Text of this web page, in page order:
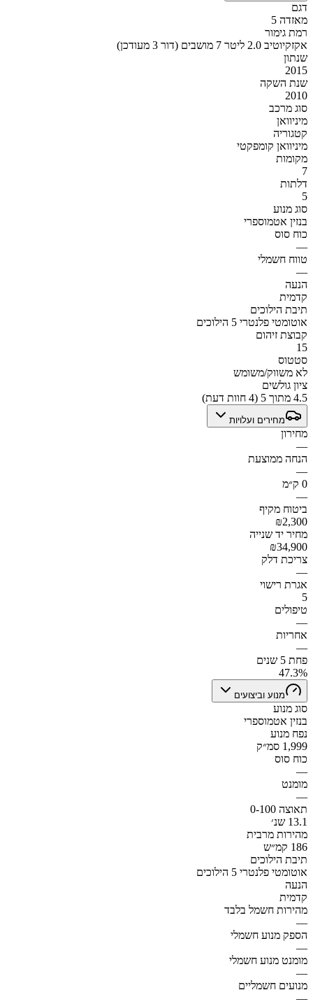
דגם
מאזדה 5
רמת גימור
אקזקיוטיב 2.0 ליטר 7 מושבים (דור 3 מעודכן)
שנתון
2015
שנת השקה
2010
סוג מרכב
מיניוואן
קטגוריה
מיניוואן קומפקטי
מקומות
7
דלתות
5
סוג מנוע
בנזין אטמוספרי
כוח סוס
—
טווח חשמלי
—
הנעה
קדמית
תיבת הילוכים
אוטומטי פלנטרי 5 הילוכים
קבוצת זיהום
15
סטטוס
לא משווק/משומש
ציון גולשים
4.5 מתוך 5 (4 חוות דעת)
מחירים ועלויות
מחירון
—
הנחה ממוצעת
—
0 ק״מ
—
ביטוח מקיף
₪2,300
מחיר יד שנייה
₪34,900
צריכת דלק
—
אגרת רישוי
5
טיפולים
—
אחריות
—
פחת 5 שנים
47.3%
מנוע וביצועים
סוג מנוע
בנזין אטמוספרי
נפח מנוע
1,999 סמ״ק
כוח סוס
—
מומנט
—
תאוצה 0-100
13.1 שנ׳
מהירות מרבית
186 קמ״ש
תיבת הילוכים
אוטומטי פלנטרי 5 הילוכים
הנעה
קדמית
מהירות חשמל בלבד
—
הספק מנוע חשמלי
—
מומנט מנוע חשמלי
—
מנועים חשמליים
—